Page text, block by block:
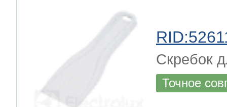
Скребок
Точное